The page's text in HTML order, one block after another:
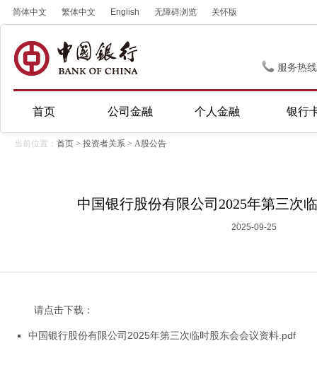
简体中文 繁体中文 English 无障碍浏览 关怀版
服务热
首页 公司金融 个人金融 银行
当前位置： 首页 > 投资者关系 > A股公告
中国银行股份有限公司2025年第三次
2025-09-25
请点击下载：
中国银行股份有限公司2025年第三次临时股东会会议资料.pdf